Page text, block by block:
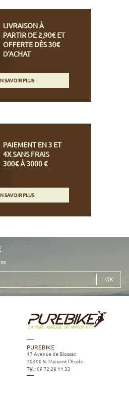
LIVRAISON À
PARTIR DE 2,90€ ET
OFFERTE DÈS 30€
D'ACHAT
SAVOIR PLUS
PAIEMENT EN 3 ET
4X SANS FRAIS
300€ À 3000 €
SAVOIR PLUS
PUREBIKE
17 Avenue de Blossac
79400 St Maixent l'Ecole
Tél :09 72 29 11 33